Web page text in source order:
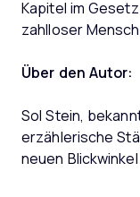
Kapitel im
zahlloser
Über den Autor:
Sol Stein,
erzählerische
neuen